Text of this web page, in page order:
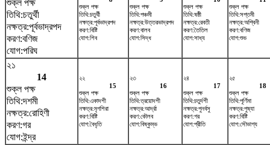
শুক্ল পক্ষ
তিথি:চতুর্থী
নক্ষত্র:পূর্বভাদ্রপদ
করণ:বণিজ
যোগ:পরিঘ
শুক্ল পক্ষ
তিথি:চতুর্থী
নক্ষত্র:পূর্বভাদ্রপদ
করণ:বিষ্টি
যোগ:শিব
শুক্ল পক্ষ
তিথি:পঞ্চমী
নক্ষত্র:উত্তরভাদ্রপদ
করণ:বালব
যোগ:সিদ্ধ
শুক্ল পক্ষ
তিথি:ষষ্ঠী
নক্ষত্র:রেবতী
করণ:তৈতিল
যোগ:সাধ্য
শুক্ল পক্ষ
তিথি:সপ্তমী
নক্ষত্র:অশ্বিনী
করণ:বণিজ
যোগ:শুভ
২১
14
শুক্ল পক্ষ
তিথি:দশমী
নক্ষত্র:রোহিণী
করণ:গর
যোগ:ইন্দ্র
২২
15
শুক্ল পক্ষ
তিথি:একাদশী
নক্ষত্র:মৃগশিরা
করণ:বিষ্টি
যোগ:বৈধৃতি
২৩
16
শুক্ল পক্ষ
তিথি:ত্রয়োদশী
নক্ষত্র:আর্দ্রা
করণ:কৌলব
যোগ:বিষ্কুম্ভ
২৪
17
শুক্ল পক্ষ
তিথি:চতুর্দশী
নক্ষত্র:পুনর্বসু
করণ:গর
যোগ:প্রীতি
২৫
18
শুক্ল পক্ষ
তিথি:পূর্ণিমা
নক্ষত্র:পুষ্যা
করণ:বিষ্টি
যোগ:সৌভাগ্য